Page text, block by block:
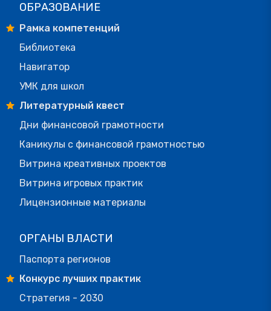
ОБРАЗОВАНИЕ
Рамка компетенций
Библиотека
Навигатор
УМК для школ
Литературный квест
Дни финансовой грамотности
Каникулы с финансовой грамотностью
Витрина креативных проектов
Витрина игровых практик
Лицензионные материалы
ОРГАНЫ ВЛАСТИ
Паспорта регионов
Конкурс лучших практик
Стратегия - 2030